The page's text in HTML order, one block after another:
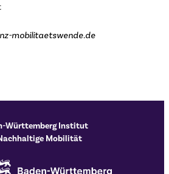
mobilitaetswende.de
Württemberg Institut
Mobilität